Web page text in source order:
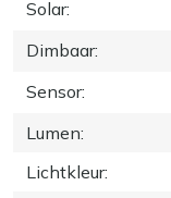
Solar:
Dimbaar:
Sensor:
Lumen:
Lichtkleur: